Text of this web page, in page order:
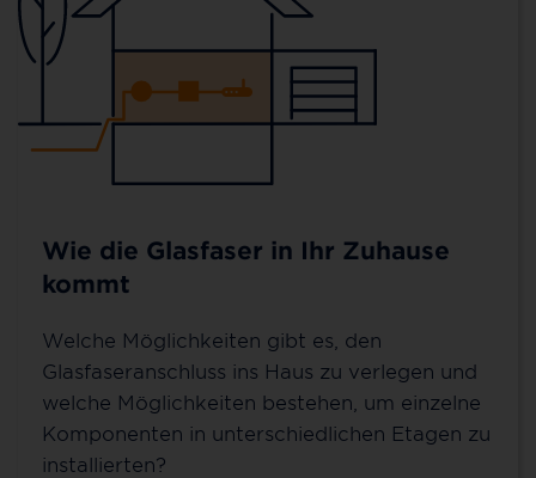
Wie die Glasfaser in Ihr Zuhause
kommt
Welche Möglichkeiten gibt es, den
Glasfaseranschluss ins Haus zu verlegen und
welche Möglichkeiten bestehen, um einzelne
Komponenten in unterschiedlichen Etagen zu
installierten?